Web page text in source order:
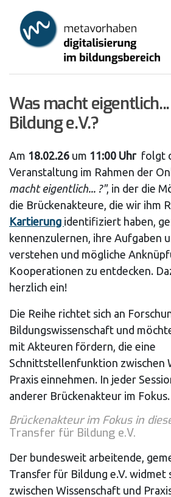
main
Was macht
Bildung e.V.?
Am 18.02.26 um 11:00 Uhr folgt
Veranstaltung im Rahmen der
macht eigentlich... ?", in der die
die Brückenakteure, die wir ihm
Kartierung identifiziert haben,
kennenzulernen, ihre Aufgaben
verstehen und mögliche
Kooperationen zu entdecken.
herzlich ein!
Die Reihe richtet sich an
Bildungswissenschaft und
mit Akteuren fördern, die eine
Schnittstellenfunktion zwischen
Praxis einnehmen. In jeder
anderer Brückenakteur im Fokus.
Brückenakteur im Fokus in
Transfer für Bildung e.V.
Der bundesweit arbeitende,
Transfer für Bildung e.V. widmet
zwischen Wissenschaft und